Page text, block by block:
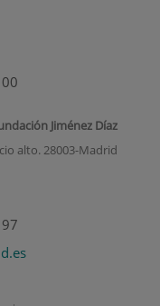
Jiménez Díaz
alto. 28003-Madrid